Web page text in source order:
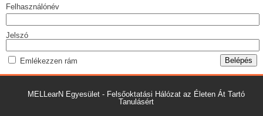
Felhasználónév
Jelszó
Emlékezzen rám
MELLearN Egyesület - Felsőoktatási Hálózat az Életen Át Tartó
Tanulásért